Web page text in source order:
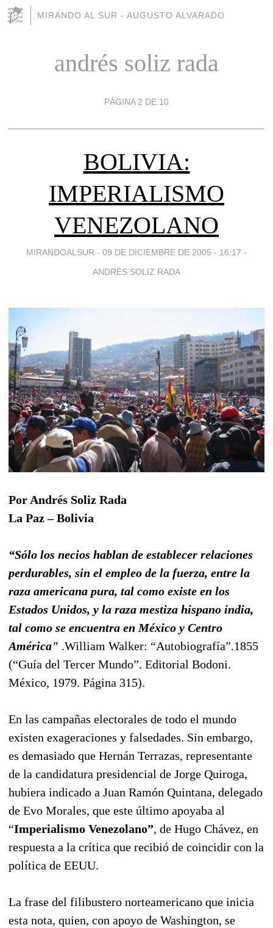
MIRANDO AL SUR - AUGUSTO ALVARADO
andrés soliz rada
PÁGINA 2 DE 10
BOLIVIA:
IMPERIALISMO
VENEZOLANO
MIRANDOALSUR - 09 DE DICIEMBRE DE 2005 - 16:17 -
ANDRÉS SOLIZ RADA
Por Andrés Soliz Rada
La Paz – Bolivia
“Sólo los necios hablan de establecer relaciones
perdurables, sin el empleo de la fuerza, entre la
raza americana pura, tal como existe en los
Estados Unidos, y la raza mestiza hispano india,
tal como se encuentra en México y Centro
América" .William Walker: “Autobiografía”.1855
(“Guía del Tercer Mundo”. Editorial Bodoni.
México, 1979. Página 315).
En las campañas electorales de todo el mundo
existen exageraciones y falsedades. Sin embargo,
es demasiado que Hernán Terrazas, representante
de la candidatura presidencial de Jorge Quiroga,
hubiera indicado a Juan Ramón Quintana, delegado
de Evo Morales, que este último apoyaba al
“Imperialismo Venezolano”, de Hugo Chávez, en
respuesta a la crítica que recibió de coincidir con la
política de EEUU.
La frase del filibustero norteamericano que inicia
esta nota, quien, con apoyo de Washington, se